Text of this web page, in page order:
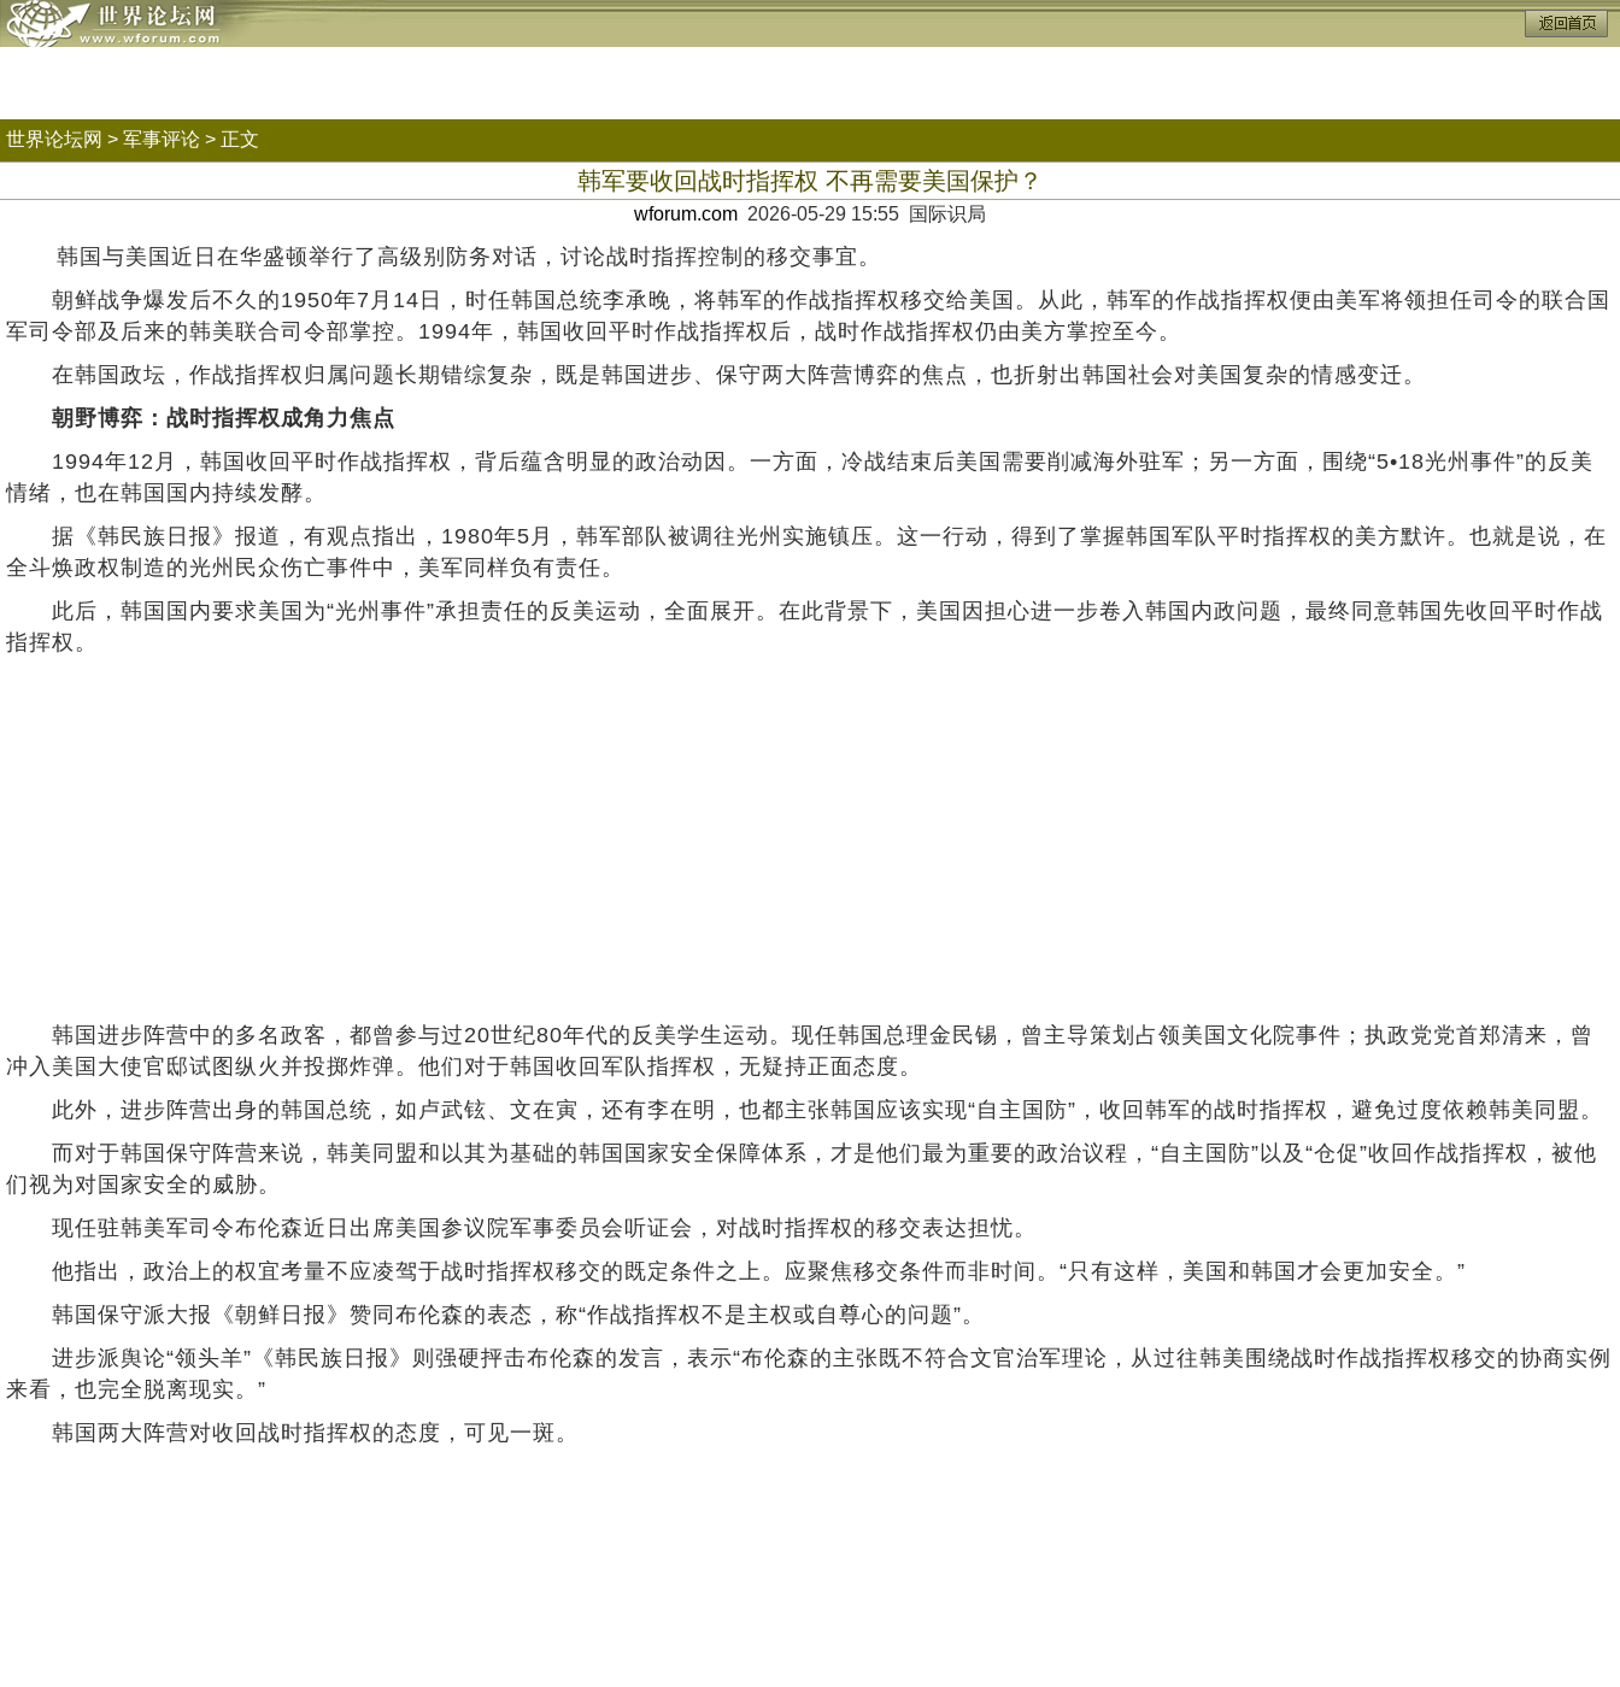
世界论坛网 > 军事评论 > 正文
韩军要收回战时指挥权 不再需要美国保护？
wforum.com 2026-05-29 15:55 国际识局
韩国与美国近日在华盛顿举行了高级别防务对话，讨论战时指挥控制的移交事宜。
朝鲜战争爆发后不久的1950年7月14日，时任韩国总统李承晚，将韩军的作战指挥权移交给美国。从此，韩军的作战指挥权便由美军将领担任司令的联合国
军司令部及后来的韩美联合司令部掌控。1994年，韩国收回平时作战指挥权后，战时作战指挥权仍由美方掌控至今。
在韩国政坛，作战指挥权归属问题长期错综复杂，既是韩国进步、保守两大阵营博弈的焦点，也折射出韩国社会对美国复杂的情感变迁。
朝野博弈：战时指挥权成角力焦点
1994年12月，韩国收回平时作战指挥权，背后蕴含明显的政治动因。一方面，冷战结束后美国需要削减海外驻军；另一方面，围绕“5•18光州事件”的反美
情绪，也在韩国国内持续发酵。
据《韩民族日报》报道，有观点指出，1980年5月，韩军部队被调往光州实施镇压。这一行动，得到了掌握韩国军队平时指挥权的美方默许。也就是说，在
全斗焕政权制造的光州民众伤亡事件中，美军同样负有责任。
此后，韩国国内要求美国为“光州事件”承担责任的反美运动，全面展开。在此背景下，美国因担心进一步卷入韩国内政问题，最终同意韩国先收回平时作战
指挥权。
韩国进步阵营中的多名政客，都曾参与过20世纪80年代的反美学生运动。现任韩国总理金民锡，曾主导策划占领美国文化院事件；执政党党首郑清来，曾
冲入美国大使官邸试图纵火并投掷炸弹。他们对于韩国收回军队指挥权，无疑持正面态度。
此外，进步阵营出身的韩国总统，如卢武铉、文在寅，还有李在明，也都主张韩国应该实现“自主国防”，收回韩军的战时指挥权，避免过度依赖韩美同盟。
而对于韩国保守阵营来说，韩美同盟和以其为基础的韩国国家安全保障体系，才是他们最为重要的政治议程，“自主国防”以及“仓促”收回作战指挥权，被他
们视为对国家安全的威胁。
现任驻韩美军司令布伦森近日出席美国参议院军事委员会听证会，对战时指挥权的移交表达担忧。
他指出，政治上的权宜考量不应凌驾于战时指挥权移交的既定条件之上。应聚焦移交条件而非时间。“只有这样，美国和韩国才会更加安全。”
韩国保守派大报《朝鲜日报》赞同布伦森的表态，称“作战指挥权不是主权或自尊心的问题”。
进步派舆论“领头羊”《韩民族日报》则强硬抨击布伦森的发言，表示“布伦森的主张既不符合文官治军理论，从过往韩美围绕战时作战指挥权移交的协商实例
来看，也完全脱离现实。”
韩国两大阵营对收回战时指挥权的态度，可见一斑。